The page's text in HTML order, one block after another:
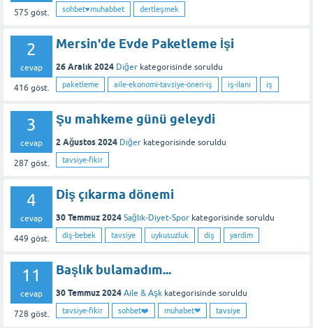
575 göst. sohbet♥️muhabbet dertleşmek
2
cevap
416 göst.
Mersin'de Evde Paketleme İşi
26 Aralık 2024 Diğer kategorisinde soruldu
paketleme aile-ekonomi-tavsiye-öneri-iş iş-ilanı iş
3
cevap
287 göst.
Şu mahkeme günü geleydi
2 Ağustos 2024 Diğer kategorisinde soruldu
tavsiye-fikir
4
cevap
449 göst.
Diş çıkarma dönemi
30 Temmuz 2024 Sağlık-Diyet-Spor kategorisinde soruldu
diş-bebek tavsiye uykusuzluk diş yardim
11
cevap
728 göst.
Başlık bulamadım...
30 Temmuz 2024 Aile & Aşk kategorisinde soruldu
tavsiye-fikir sohbet❤️ muhabet❤ tavsiye